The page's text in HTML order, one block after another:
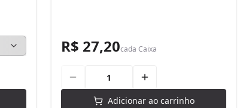
R$ 27,20cada Caixa
Adicionar ao carrinho